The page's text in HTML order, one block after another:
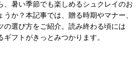
、暑い季節でも楽しめるシュクレイのお
か？本記事では、贈る時期やマナー、
の選び方をご紹介。読み終わる頃には
ギフトがきっとみつかります。